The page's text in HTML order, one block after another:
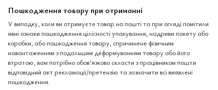
Пошкодження товару при отриманні
У випадку, коли ви отримуєте товар на пошті та при огляді помітили
явні ознаки пошкодження цілісності упакування, надриви пакету або
коробки, або пошкодження товару, спричинене фізичним
навантаженням з подальшим деформуванням товару або його
втратою, вам потрібно обов’язково скласти з працівником пошти
відповідний акт рекламації/претензію та зазначити всі виявлені
пошкодження.